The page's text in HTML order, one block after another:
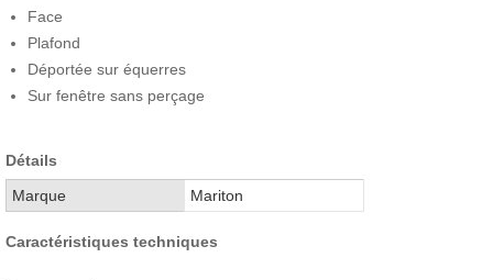
Face
Plafond
Déportée sur équerres
Sur fenêtre sans perçage
Détails
Marque
Mariton
Caractéristiques techniques